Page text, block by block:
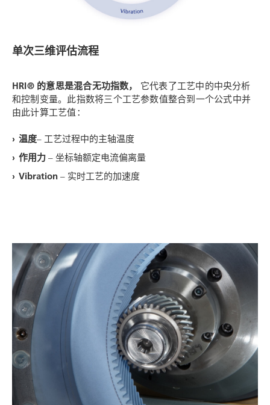
单次三维评估流程
HRI® 的意思是混合无功指数，
它代表了工艺中的中央分析
和控制变量。此指数将三个工艺参数值整合到一个公式中并
由此计算工艺值：
温度– 工艺过程中的主轴温度
作用力 – 坐标轴额定电流偏离量
Vibration – 实时工艺的加速度